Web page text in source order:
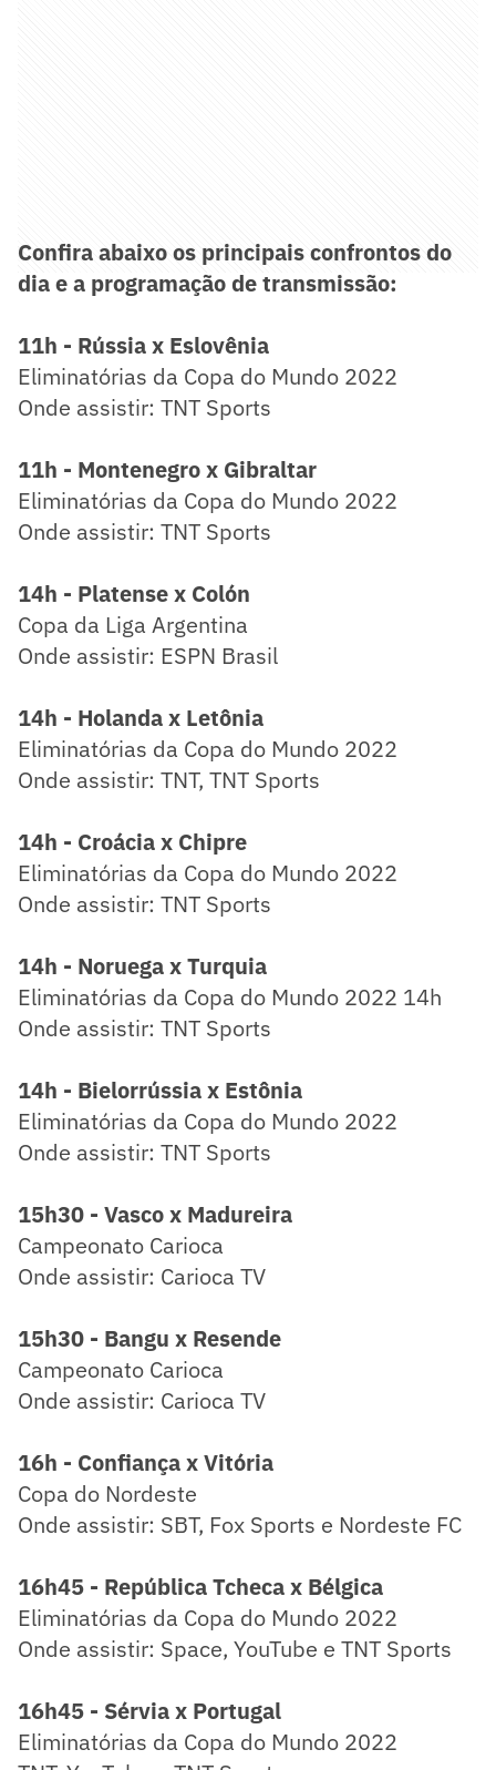
Confira abaixo os principais confrontos do
dia e a programação de transmissão:
11h - Rússia x Eslovênia
Eliminatórias da Copa do Mundo 2022
Onde assistir: TNT Sports
11h - Montenegro x Gibraltar
Eliminatórias da Copa do Mundo 2022
Onde assistir: TNT Sports
14h - Platense x Colón
Copa da Liga Argentina
Onde assistir: ESPN Brasil
14h - Holanda x Letônia
Eliminatórias da Copa do Mundo 2022
Onde assistir: TNT, TNT Sports
14h - Croácia x Chipre
Eliminatórias da Copa do Mundo 2022
Onde assistir: TNT Sports
14h - Noruega x Turquia
Eliminatórias da Copa do Mundo 2022 14h
Onde assistir: TNT Sports
14h - Bielorrússia x Estônia
Eliminatórias da Copa do Mundo 2022
Onde assistir: TNT Sports
15h30 - Vasco x Madureira
Campeonato Carioca
Onde assistir: Carioca TV
15h30 - Bangu x Resende
Campeonato Carioca
Onde assistir: Carioca TV
16h - Confiança x Vitória
Copa do Nordeste
Onde assistir: SBT, Fox Sports e Nordeste FC
16h45 - República Tcheca x Bélgica
Eliminatórias da Copa do Mundo 2022
Onde assistir: Space, YouTube e TNT Sports
16h45 - Sérvia x Portugal
Eliminatórias da Copa do Mundo 2022